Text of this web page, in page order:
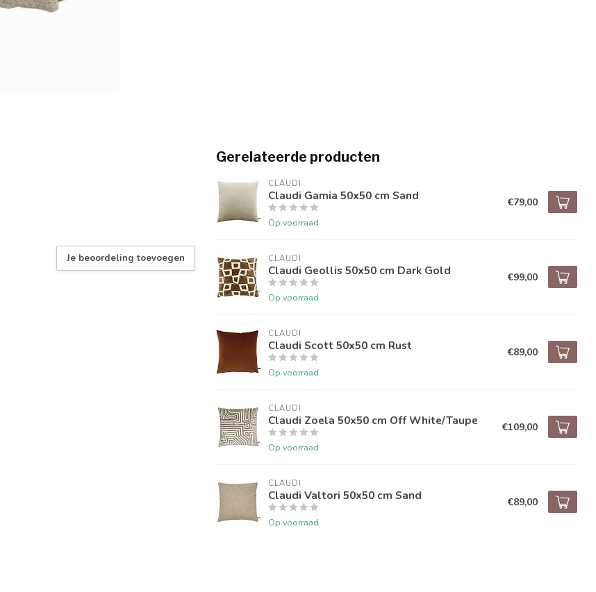
Je beoordeling toevoegen
Gerelateerde producten
CLAUDI
Claudi Gamia 50x50 cm Sand
Op voorraad
€79,00
CLAUDI
Claudi Geollis 50x50 cm Dark Gold
Op voorraad
€99,00
CLAUDI
Claudi Scott 50x50 cm Rust
Op voorraad
€89,00
CLAUDI
Claudi Zoela 50x50 cm Off White/Taupe
Op voorraad
€109,00
CLAUDI
Claudi Valtori 50x50 cm Sand
Op voorraad
€89,00